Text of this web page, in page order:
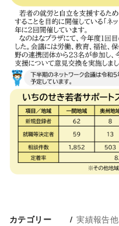
カテゴリー 実績報告他